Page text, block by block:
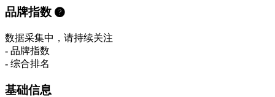
品牌指数
数据采集中，请持续关注
- 品牌指数
- 综合排名
基础信息